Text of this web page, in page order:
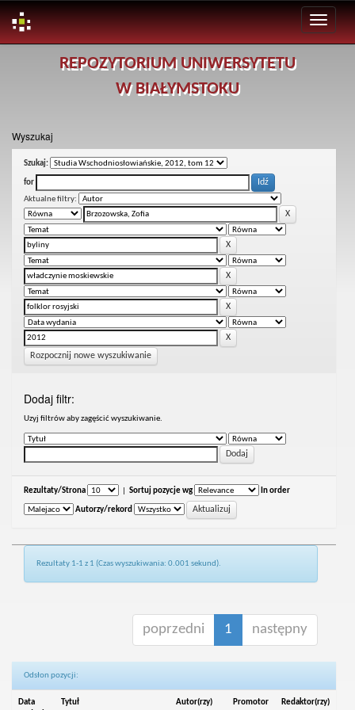
REPOZYTORIUM UNIWERSYTETU
W BIAŁYMSTOKU
Wyszukaj
Szukaj:
for
Aktualne filtry:
Rozpocznij nowe wyszukiwanie
Dodaj filtr:
Uzyj filtrów aby zagęścić wyszukiwanie.
Rezultaty/Strona Sortuj pozycje wg In order
Autorzy/rekord
Rezultaty 1-1 z 1 (Czas wyszukiwania: 0.001 sekund).
poprzedni 1 następny
Odsłon pozycji:
Data Tytuł Autor(rzy) Promotor Redaktor(rzy)